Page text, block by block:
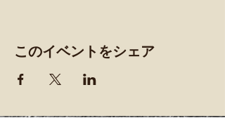
このイベントをシェア